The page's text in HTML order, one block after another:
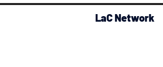
LaC Network